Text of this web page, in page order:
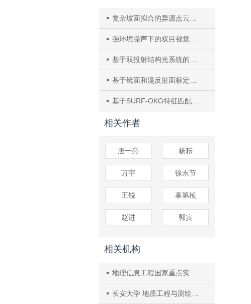
复杂坡面拟合的异源点云配准及三维地形精细重建
强环境噪声下的双目视觉受电弓轨旁异常检测
基于双投射结构光系统的多尺度点云融合
基于镜面和漫反射面标定板的系统参数标定
基于SURF-OKG特征匹配的三维重建技术
相关作者
唐一亮 杨耘
万宇 徐永节
王锐 辜第桢
赵进 郭寅
相关机构
地理信息工程国家重点实验室长安大学合作部
长安大学 地质工程与测绘学院